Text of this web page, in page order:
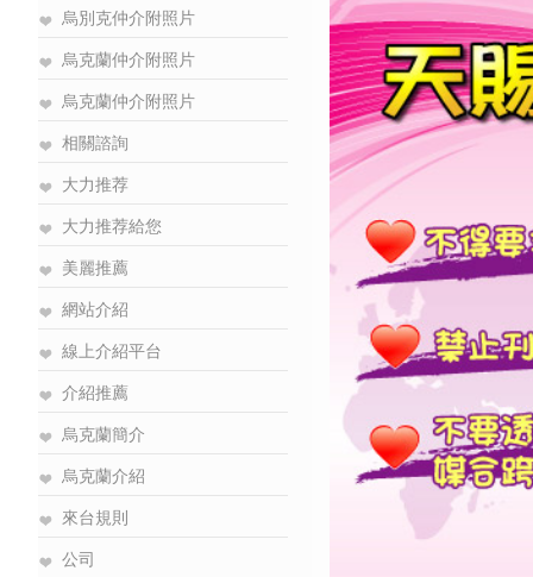
烏別克仲介附照片
烏克蘭仲介附照片
烏克蘭仲介附照片
相關諮詢
大力推荐
大力推荐給您
美麗推薦
網站介紹
線上介紹平台
介紹推薦
烏克蘭簡介
烏克蘭介紹
來台規則
公司